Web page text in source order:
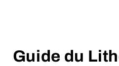
Guide du